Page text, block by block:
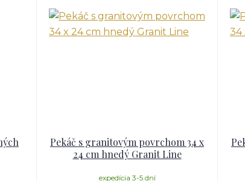
Pekáč s granitovým povrchom 34 x
24 cm hnedý Granit Line
expedícia 3-5 dní